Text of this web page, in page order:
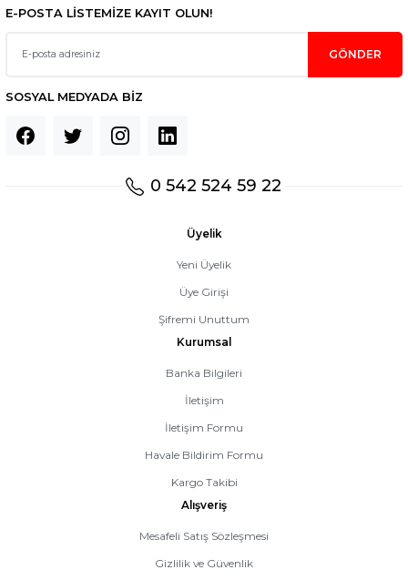
E-POSTA LİSTEMİZE KAYIT OLUN!
GÖNDER
SOSYAL MEDYADA BİZ
0 542 524 59 22
Üyelik
Yeni Üyelik
Üye Girişi
Şifremi Unuttum
Kurumsal
Banka Bilgileri
İletişim
İletişim Formu
Havale Bildirim Formu
Kargo Takibi
Alışveriş
Mesafeli Satış Sözleşmesi
Gizlilik ve Güvenlik